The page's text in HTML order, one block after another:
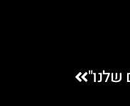
שלנו"